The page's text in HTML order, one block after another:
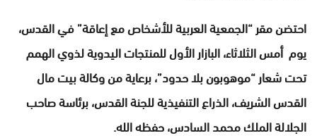
احتضن مقر “الجمعية العربية للأشخاص مع إعاقة” في القدس،
يوم أمس الثلاثاء، البازار الأول للمنتجات اليدوية لذوي الهمم
تحت شعار “موهوبون بلا حدود”، برعاية من وكالة بيت مال
القدس الشريف، الذراع التنفيذية للجنة القدس، برئاسة صاحب
الجلالة الملك محمد السادس، حفظه الله.